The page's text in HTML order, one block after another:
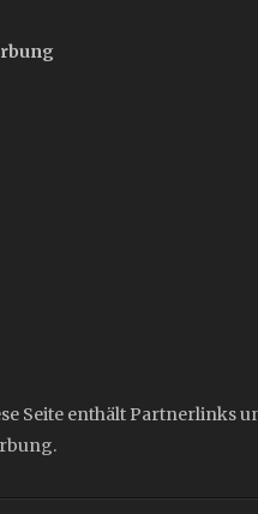
Seite enthält Partnerlinks